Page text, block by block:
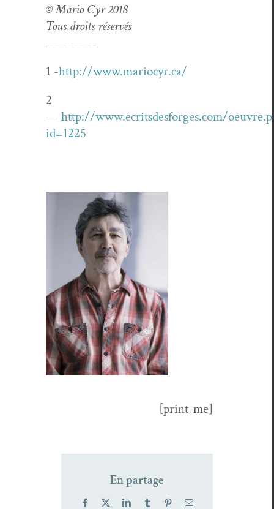
© Mario Cyr 2018
Tous droits réservés
________
1 -http://www.mariocyr.ca/
2
—http://www.ecritsdesforges.com/
id=1225
[print-me]
En partage
Facebook LinkedInTumblr PinterestEmail